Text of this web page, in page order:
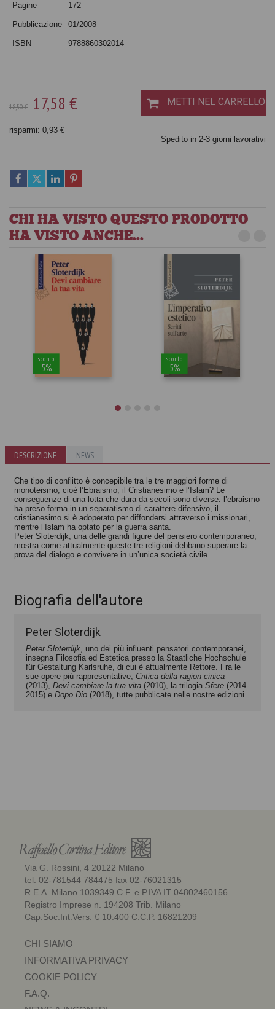
Pagine 172
Pubblicazione 01/2008
ISBN 9788860302014
18,50 € 17,58 € METTI NEL CARRELLO
risparmi: 0,93 €
Spedito in 2-3 giorni lavorativi
CHI HA VISTO QUESTO PRODOTTO
HA VISTO ANCHE...
sconto
5%
Devi cambiare
la tua vita
Peter Sloterdijk
sconto
5%
estetico
Peter Sloterdijk
DESCRIZIONE NEWS
Che tipo di conflitto è concepibile tra le tre maggiori forme di
monoteismo, cioè l’Ebraismo, il Cristianesimo e l’Islam? Le
conseguenze di una lotta che dura da secoli sono diverse: l’ebraismo
ha preso forma in un separatismo di carattere difensivo, il
cristianesimo si è adoperato per diffondersi attraverso i missionari,
mentre l’Islam ha optato per la guerra santa.
Peter Sloterdijk, una delle grandi figure del pensiero contemporaneo,
mostra come attualmente queste tre religioni debbano superare la
prova del dialogo e convivere in un’unica società civile.
Biografia dell'autore
Peter Sloterdijk
Peter Sloterdijk, uno dei più influenti pensatori contemporanei,
insegna Filosofia ed Estetica presso la Staatliche Hochschule
für Gestaltung Karlsruhe, di cui è attualmente Rettore. Fra le
sue opere più rappresentative, Critica della ragion cinica
(2013), Devi cambiare la tua vita (2010), la trilogia Sfere (2014-
2015) e Dopo Dio (2018), tutte pubblicate nelle nostre edizioni.
Via G. Rossini, 4 20122 Milano
tel. 02-781544 784475 fax 02-76021315
R.E.A. Milano 1039349 C.F. e P.IVA IT 04802460156
Registro Imprese n. 194208 Trib. Milano
Cap.Soc.Int.Vers. € 10.400 C.C.P. 16821209
CHI SIAMO
INFORMATIVA PRIVACY
COOKIE POLICY
F.A.Q.